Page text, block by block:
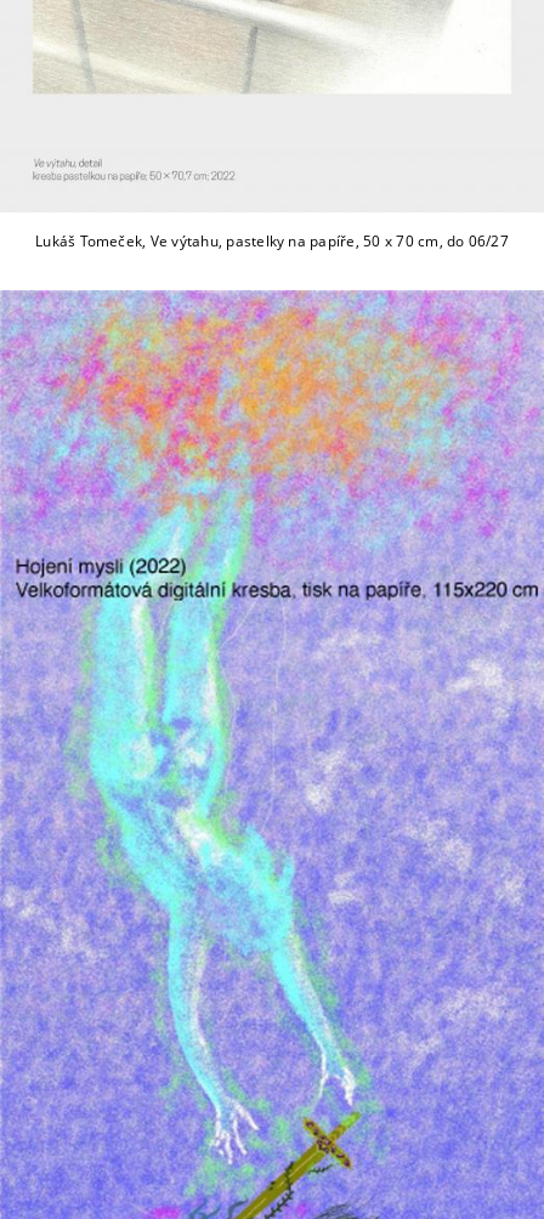
Lukáš Tomeček, Ve výtahu, pastelky na papíře, 50 x 70 cm, do 06/27